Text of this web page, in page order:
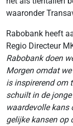
waaronder
Rabobank heeft
Regio Directeur
Rabobank doen
Morgen omdat
is inspirerend om
schuilt in de
waardevolle kans
gelijke kansen op